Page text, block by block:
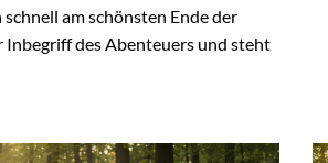
am schönsten Ende der
Inbegriff des Abenteuers und steht